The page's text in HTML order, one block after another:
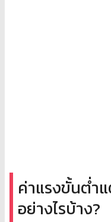
ค่าแรงขั้นต่ำแ
อย่างไรบ้าง?